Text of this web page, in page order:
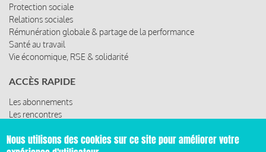
Protection sociale
Relations sociales
Rémunération globale & partage de la performance
Santé au travail
Vie économique, RSE & solidarité
ACCÈS RAPIDE
Les abonnements
Les rencontres
Nous utilisons des cookies sur ce site pour améliorer votre